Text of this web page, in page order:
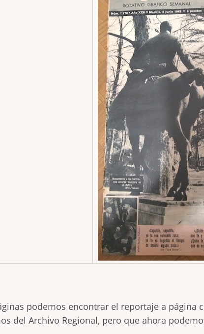
podemos encontrar el reportaje a
del Archivo Regional, pero que ahora